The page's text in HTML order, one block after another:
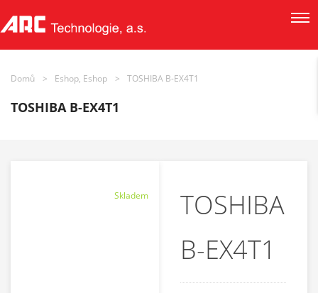
Domů > Eshop, Eshop > TOSHIBA B-EX4T1
TOSHIBA B-EX4T1
Skladem
TOSHIBA
B-EX4T1